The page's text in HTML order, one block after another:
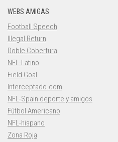
WEBS AMIGAS
Football Speech
Illegal Return
Doble Cobertura
NFL-Latino
Field Goal
Interceptado.com
NFL-Spain deporte y amigos
Fútbol Americano
NFL-hispano
Zona Roja